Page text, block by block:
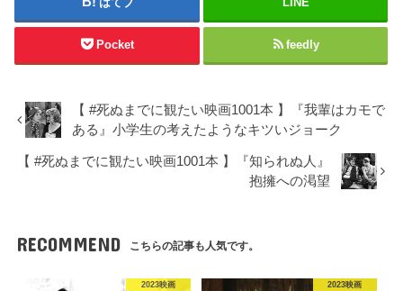
Pocket feedly
【 #死ぬまでに観たい映画1001本 】『我輩はカモで
ある』小学生の考えたようなキツいジョーク
【 #死ぬまでに観たい映画1001本 】『知られぬ人』
抱擁への渇望
RECOMMEND こちらの記事も人気です。
2023映画 2023映画